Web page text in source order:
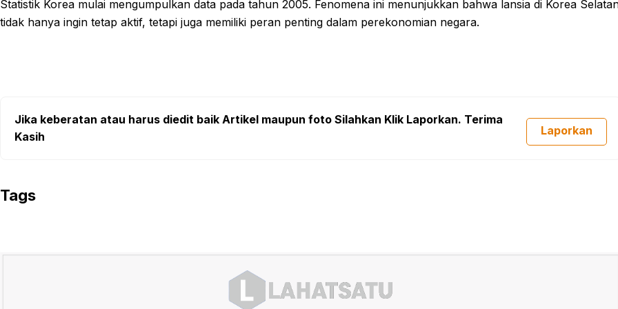
Statistik Korea mulai mengumpulkan data pada tahun 2005. Fenomena ini menunjukkan bahwa lansia di Korea
tidak hanya ingin tetap aktif, tetapi juga memiliki peran penting dalam perekonomian negara.
Jika keberatan atau harus diedit baik Artikel maupun foto Silahkan Klik Laporkan. Terima
Kasih
Laporkan
Tags